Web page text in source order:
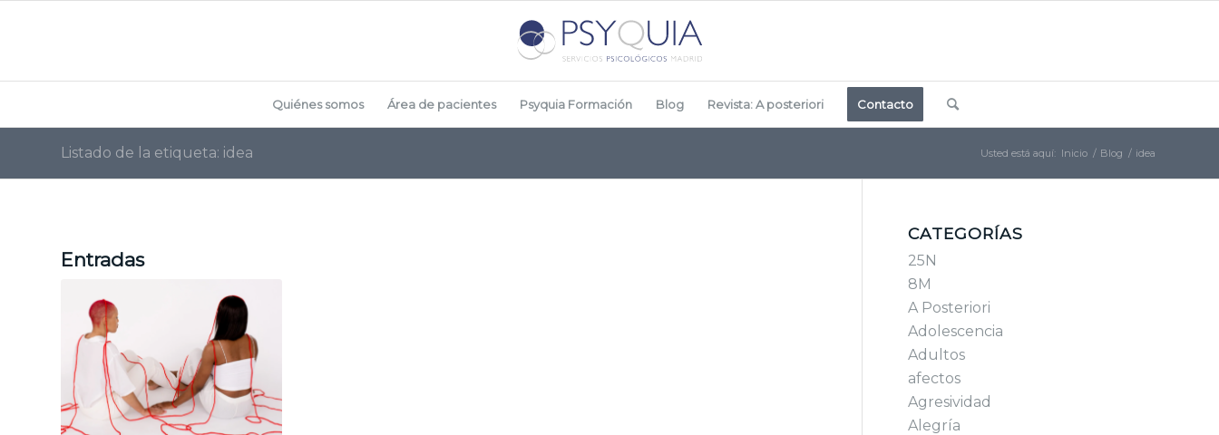
Quiénes somos Área de pacientes Psyquia Formación Blog Revista: A posteriori Contacto
Listado de la etiqueta: idea Usted está aquí: Inicio / Blog / idea
Entradas
CATEGORÍAS
25N
8M
A Posteriori
Adolescencia
Adultos
afectos
Agresividad
Alegría